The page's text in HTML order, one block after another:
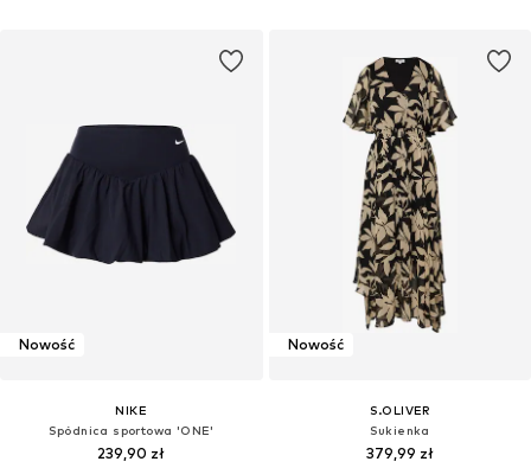
Nowość
NIKE
Spódnica sportowa 'ONE'
239,90 zł
Nowość
S.OLIVER
Sukienka
379,99 zł